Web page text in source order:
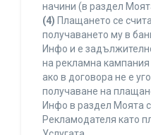
начини (в раздел
(4) Плащането се
получаването му в
Инфо и е
на рекламна
ако в договора не е
получаване на
Инфо в раздел Моята
Рекламодателя като